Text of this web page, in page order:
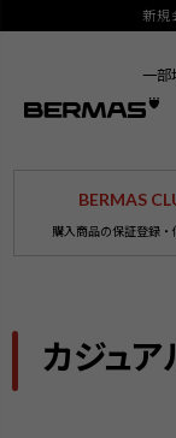
新規
一部
BERMAS
購入商品の保証登録・
カジュ